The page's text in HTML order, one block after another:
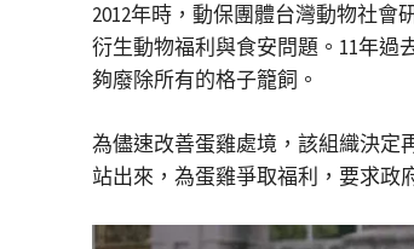
2012年時，動保團體台灣動物社會
衍生動物福利與食安問題。11年過
夠廢除所有的格子籠飼。
為儘速改善蛋雞處境，該組織決定
站出來，為蛋雞爭取福利，要求政